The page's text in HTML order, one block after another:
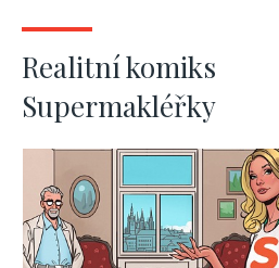
Okamurova videa
Realitní komiks
Supermakléřky